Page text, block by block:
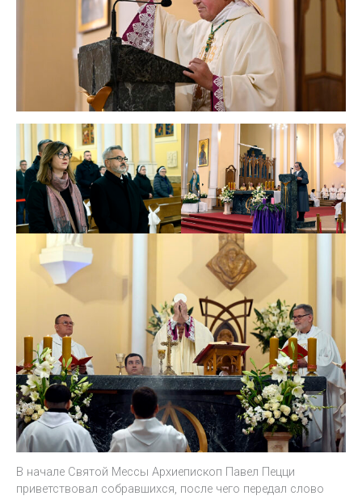
В начале Святой Мессы Архиепископ Павел Пецци
приветствовал собравшихся, после чего передал слово